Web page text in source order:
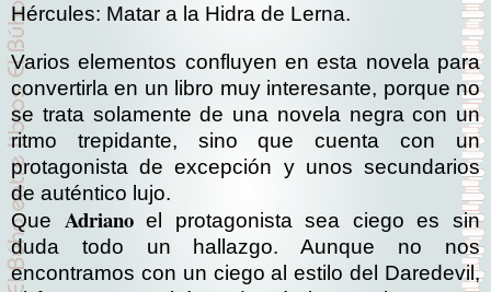
Hércules: Matar a la Hidra de Lerna.
Varios elementos confluyen en esta novela para
convertirla en un libro muy interesante, porque no
se trata solamente de una novela negra con un
ritmo trepidante, sino que cuenta con un
protagonista de excepción y unos secundarios
de auténtico lujo.
Que Adrianoel protagonista sea ciego es sin
duda todo un hallazgo. Aunque no nos
encontramos con un ciego al estilo del Daredevil,